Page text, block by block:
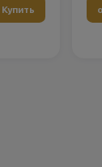
Купить